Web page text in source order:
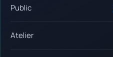
Public
Atelier